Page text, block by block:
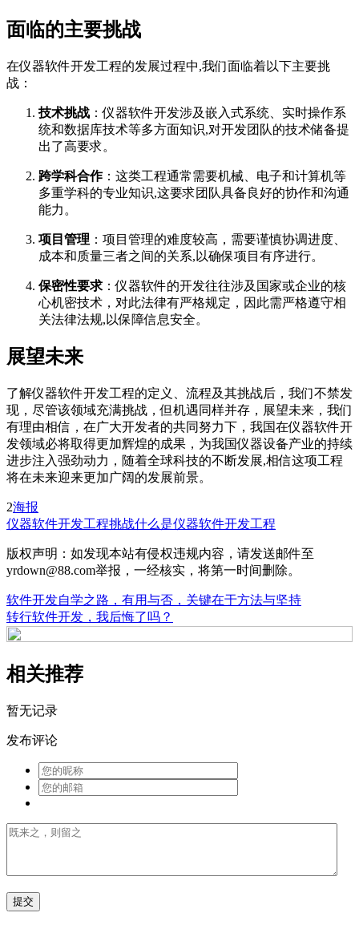
面临的主要挑战
在仪器软件开发工程的发展过程中,我们面临着以下主要挑
战：
技术挑战 ：仪器软件开发涉及嵌入式系统、实时操作系
统和数据库技术等多方面知识,对开发团队的技术储备提
出了高要求。
跨学科合作：这类工程通常需要机械、电子和计算机等
多重学科的专业知识,这要求团队具备良好的协作和沟通
能力。
项目管理 ：项目管理的难度较高，需要谨慎协调进度、
成本和质量三者之间的关系,以确保项目有序进行。
保密性要求 ：仪器软件的开发往往涉及国家或企业的核
心机密技术，对此法律有严格规定，因此需严格遵守相
关法律法规,以保障信息安全。
展望未来
了解仪器软件开发工程的定义、流程及其挑战后，我们不禁发
现，尽管该领域充满挑战，但机遇同样并存，展望未来，我们
有理由相信，在广大开发者的共同努力下，我国在仪器软件开
发领域必将取得更加辉煌的成果，为我国仪器设备产业的持续
进步注入强劲动力，随着全球科技的不断发展,相信这项工程
将在未来迎来更加广阔的发展前景。
2海报
仪器软件开发工程挑战什么是仪器软件开发工程
版权声明：如发现本站有侵权违规内容，请发送邮件至
yrdown@88.com举报，一经核实，将第一时间删除。
软件开发自学之路，有用与否，关键在于方法与坚持
转行软件开发，我后悔了吗？
相关推荐
暂无记录
发布评论